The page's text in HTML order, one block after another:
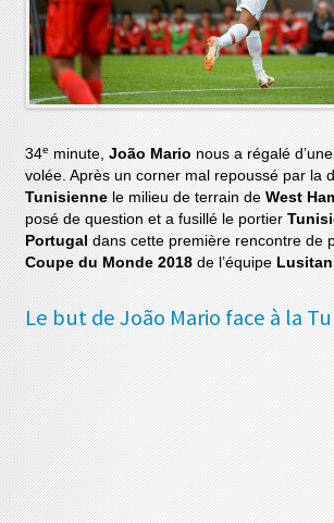
34eminute,João Mario nous a régalé
volée. Après un corner mal repoussé par la
Tunisienne le milieu de terrain deWest
posé de question et a fusillé le portier
Portugal dans cette première rencontre de
Coupe du Monde 2018 de l’équipe
Le but de João Mario face à la